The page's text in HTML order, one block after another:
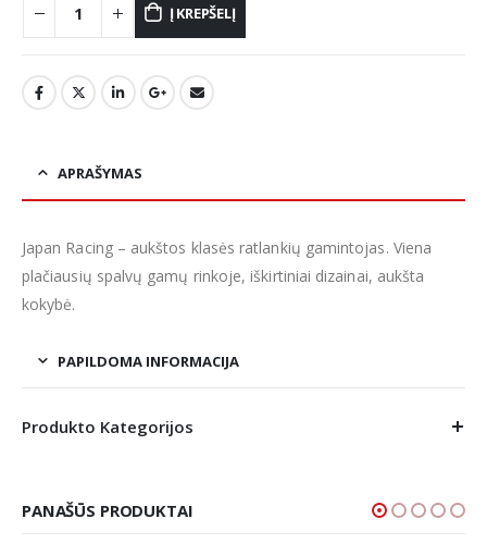
Į KREPŠELĮ
APRAŠYMAS
Japan Racing – aukštos klasės ratlankių gamintojas. Viena
plačiausių spalvų gamų rinkoje, iškirtiniai dizainai, aukšta
kokybė.
PAPILDOMA INFORMACIJA
Produkto Kategorijos
PANAŠŪS PRODUKTAI